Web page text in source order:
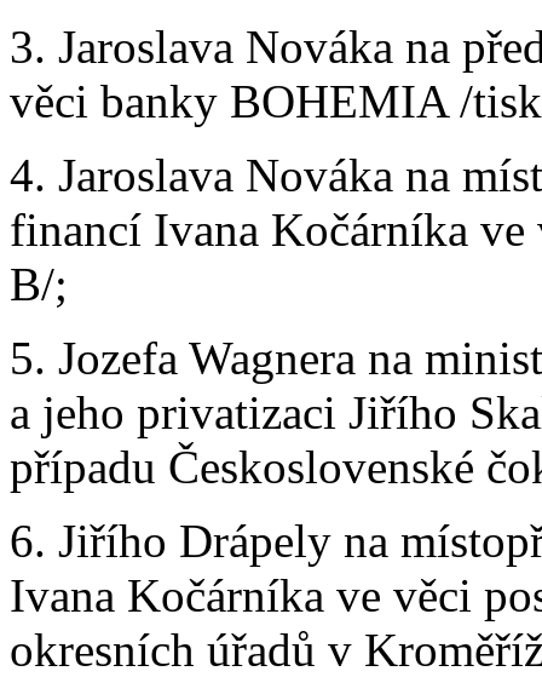
3. Jaroslava Nováka na
věci banky BOHEMIA /
4. Jaroslava Nováka na
financí Ivana Kočárníka
B/;
5. Jozefa Wagnera na
a jeho privatizaci Jiřího
případu Československé
6. Jiřího Drápely na
Ivana Kočárníka ve věci
okresních úřadů v